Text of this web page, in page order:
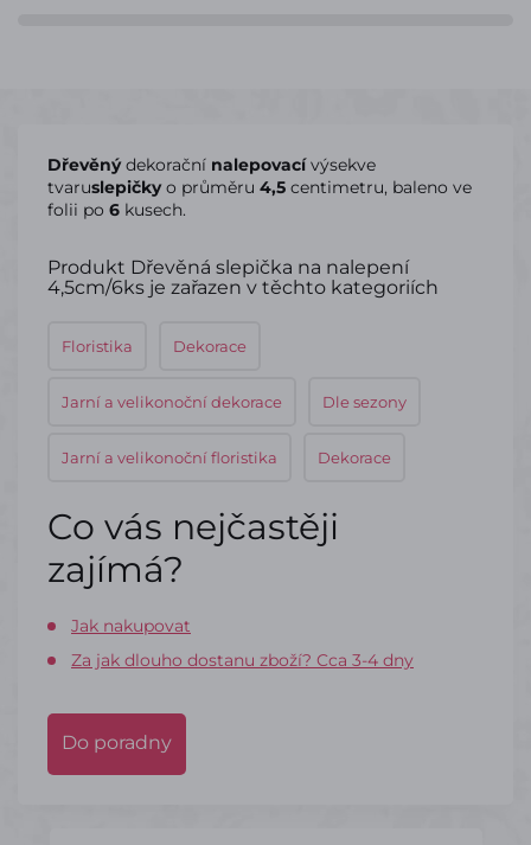
Dřevěnýdekorační nalepovacívýsekve
tvaruslepičkyo průměru 4,5 centimetru, baleno ve
folii po 6 kusech.
Produkt Dřevěná slepička na nalepení
4,5cm/6ks je zařazen v těchto kategoriích
Floristika Dekorace
Jarní a velikonoční dekorace Dle sezony
Jarní a velikonoční floristika Dekorace
Co vás nejčastěji
zajímá?
Jak nakupovat
Za jak dlouho dostanu zboží? Cca 3-4 dny
Do poradny